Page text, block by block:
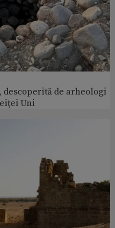
de arheologi
Uni